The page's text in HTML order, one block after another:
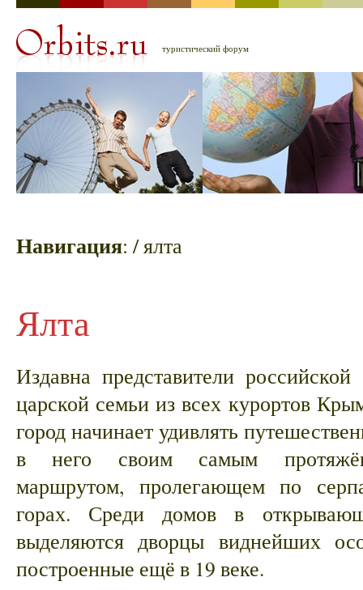
туристический форум
Навигация: / ялта
Ялта
Издавна представители
царской семьи из всех курортов
город начинает удивлять
в него своим самым
маршрутом, пролегающем по
горах. Среди домов в
выделяются дворцы виднейших
построенные ещё в 19 веке.